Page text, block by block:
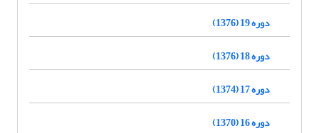
دوره 19 (1376)
دوره 18 (1376)
دوره 17 (1374)
دوره 16 (1370)